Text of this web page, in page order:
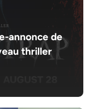
annonce de
thriller